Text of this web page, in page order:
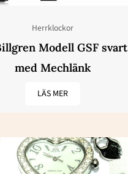
Herrklockor
Modell GSF svart
med Mechlänk
LÄS MER